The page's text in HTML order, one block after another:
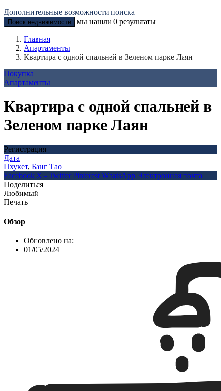
Дополнительные возможности поиска
Поиск недвижимости мы нашли 0 результаты
Главная
Апартаменты
Квартира с одной спальней в Зеленом парке Лаян
Покупка
Апартаменты
Квартира с одной спальней в
Зеленом парке Лаян
Регистрация
Дата
Пхукет, Банг Тао
Facebook X - Twitter Pinterest WhatsApp Электронная почта
Поделиться
Любимый
Печать
Обзор
Обновлено на:
01/05/2024